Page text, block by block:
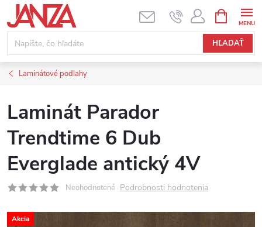
Prejsť na obsah
HĽADAŤ
Laminátové podlahy
Laminát Parador
Trendtime 6 Dub
Everglade antický 4V
Neohodnotené Podrobnosti hodnotenia
Akcia